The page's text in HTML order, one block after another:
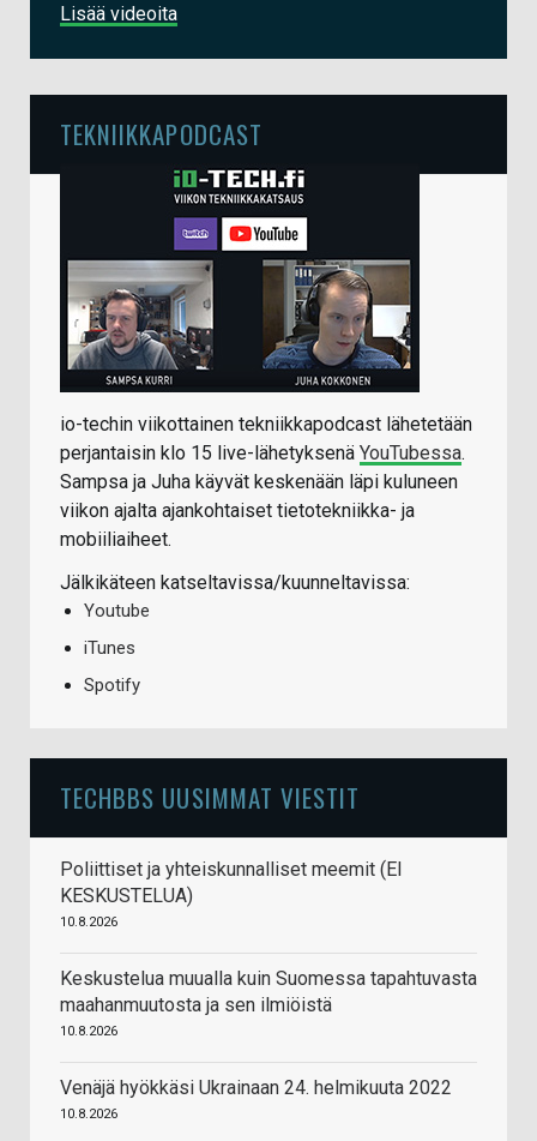
Lisää videoita
TEKNIIKKAPODCAST
io-techin viikottainen tekniikkapodcast lähetetään
perjantaisin klo 15 live-lähetyksenä YouTubessa.
Sampsa ja Juha käyvät keskenään läpi kuluneen
viikon ajalta ajankohtaiset tietotekniikka- ja
mobiiliaiheet.
Jälkikäteen katseltavissa/kuunneltavissa:
Youtube
iTunes
Spotify
TECHBBS UUSIMMAT VIESTIT
Poliittiset ja yhteiskunnalliset meemit (EI
KESKUSTELUA)
10.8.2026
Keskustelua muualla kuin Suomessa tapahtuvasta
maahanmuutosta ja sen ilmiöistä
10.8.2026
Venäjä hyökkäsi Ukrainaan 24. helmikuuta 2022
10.8.2026